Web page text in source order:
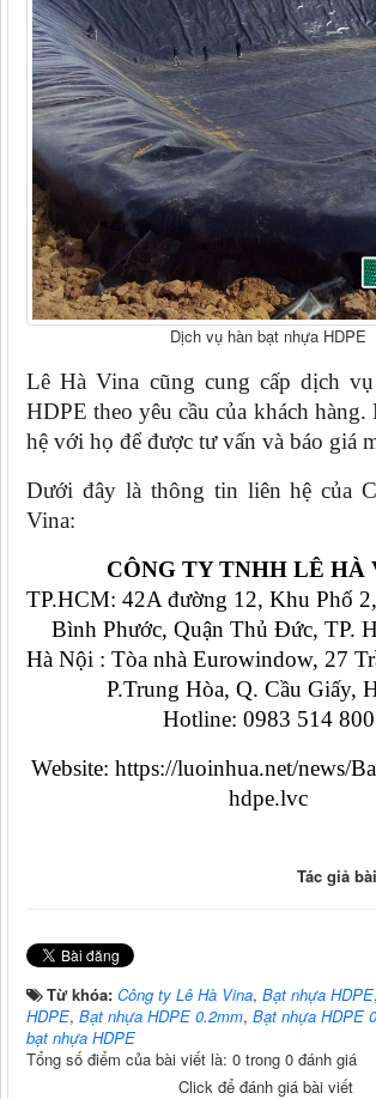
Dịch vụ hàn bạt nhựa HDPE
Lê Hà Vina cũng cung cấp dịch
HDPE theo yêu cầu của khách hàng.
hệ với họ để được tư vấn và báo giá
Dưới đây là thông tin liên hệ của
Vina:
CÔNG TY TNHH LÊ HÀ
TP.HCM: 42A đường 12, Khu Phố
Bình Phước, Quận Thủ Đức, TP.
Hà Nội : Tòa nhà Eurowindow, 27
P.Trung Hòa, Q. Cầu Giấy,
Hotline: 0983 514 800
Website: https://luoinhua.net/news/
hdpe.lvc
Tác giả
Từ khóa: Công ty Lê Hà Vina, Bạt nhựa HDPE,
HDPE, Bạt nhựa HDPE 0.2mm, Bạt nhựa HDPE
bạt nhựa HDPE
Tổng số điểm của bài viết là: 0 trong 0 đánh giá
Click để đánh giá bài viết